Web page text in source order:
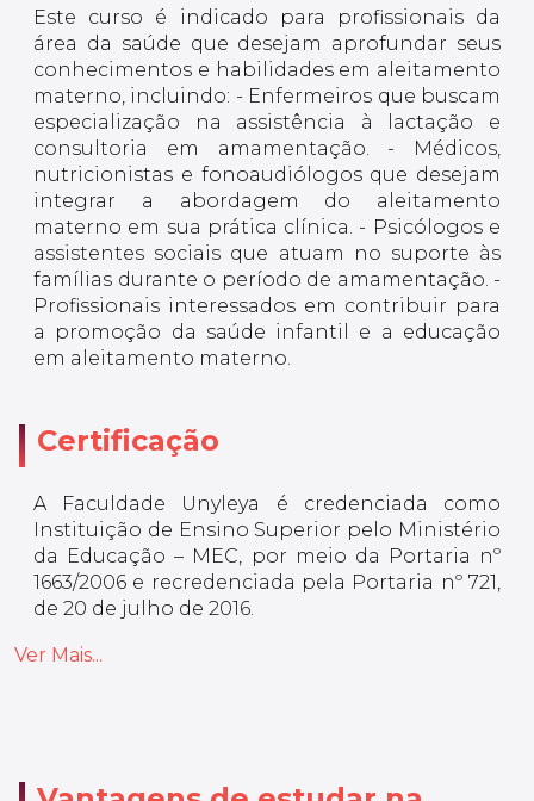
Este curso é indicado para profissionais da
área da saúde que desejam aprofundar seus
conhecimentos e habilidades em aleitamento
materno, incluindo: - Enfermeiros que buscam
especialização na assistência à lactação e
consultoria em amamentação. - Médicos,
nutricionistas e fonoaudiólogos que desejam
integrar a abordagem do aleitamento
materno em sua prática clínica. - Psicólogos e
assistentes sociais que atuam no suporte às
famílias durante o período de amamentação. -
Profissionais interessados em contribuir para
a promoção da saúde infantil e a educação
em aleitamento materno.
Certificação
A Faculdade Unyleya é credenciada como
Instituição de Ensino Superior pelo Ministério
da Educação – MEC, por meio da Portaria nº
1663/2006 e recredenciada pela Portaria nº 721,
de 20 de julho de 2016.
Ver Mais...